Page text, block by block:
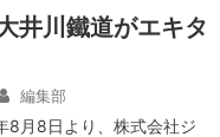
川鐵道がエキタ
編集部
8月8日より、株式会社ジ